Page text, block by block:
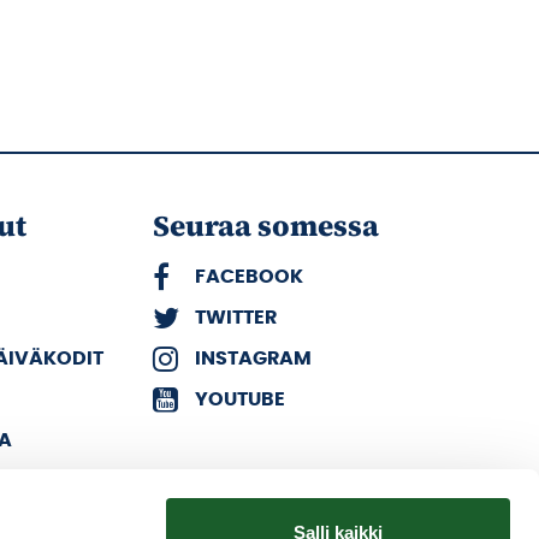
Salli kaikki
Seuraa somessa
FACEBOOK
TWITTER
INSTAGRAM
YOUTUBE